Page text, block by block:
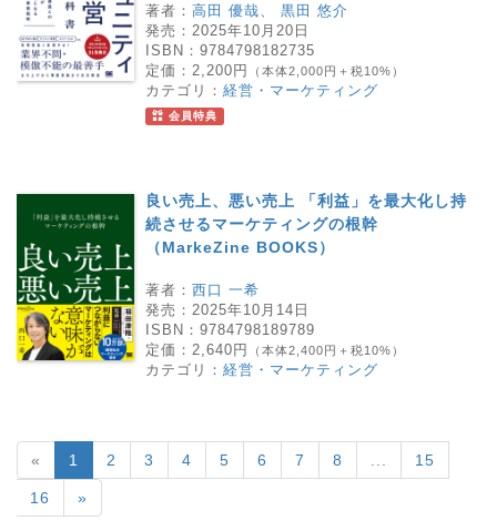
著者： 高田 優哉
黒田 悠介
発売： 2025年10月20日
ISBN： 9784798182735
定価： 2,200円 （本体2,000円＋税10%）
カテゴリ： 経営・マーケティング
会員特典
良い売上、悪い売上 「利益」を最大化し持
続させるマーケティングの根幹
（MarkeZine BOOKS）
著者： 西口 一希
発売： 2025年10月14日
ISBN： 9784798189789
定価： 2,640円 （本体2,400円＋税10%）
カテゴリ： 経営・マーケティング
« 1 2 3 4 5 6 7 8 15
16 »